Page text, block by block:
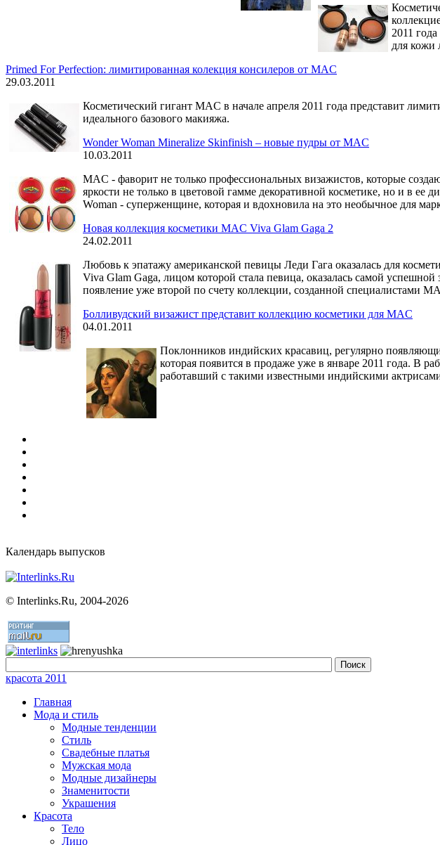
2011
для кожи
Primed For Perfection: лимитированная колекция консилеров от MAC
29.03.2011
Косметический гигант MAC в начале апреля 2011 года представит
идеального базового макияжа.
Wonder Woman Mineralize Skinfinish – новые пудры от MAC
10.03.2011
MAC - фаворит не только профессиональных визажистов, которые
яркости не только в цветовой гамме декоративной косметике, но и в ее
Woman - суперженщине, которая и вдохновила на это необычное для
Новая коллекция косметики MAC Viva Glam Gaga 2
24.02.2011
Любовь к эпатажу американской певицы Леди Гага оказалась для
Viva Glam Gaga, лицом которой стала певица, оказалась самой
появление уже второй по счету коллекции, созданной специалистами
Болливудский визажист представит коллекцию косметики для MAС
04.01.2011
Поклонников индийских красавиц, регулярно
которая появится в продаже уже в январе 2011 года. В
работавший с такими известными индийскими
Календарь выпусков
© Interlinks.Ru, 2004-2026
красота 2011
Главная
Мода и стиль
Модные тенденции
Стиль
Свадебные платья
Мужская мода
Модные дизайнеры
Знаменитости
Украшения
Красота
Тело
Лицо